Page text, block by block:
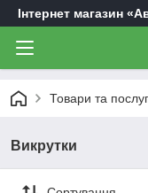
Інтернет магазин
Товари та
Викрутки